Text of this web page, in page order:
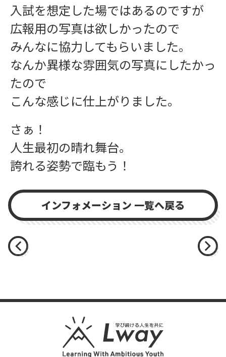
入試を想定した場ではあるのですが
広報用の写真は欲しかったので
みんなに協力してもらいました。
なんか異様な雰囲気の写真にしたかっ
たので
こんな感じに仕上がりました。
さぁ！
人生最初の晴れ舞台。
誇れる姿勢で臨もう！
インフォメーション 一覧へ戻る